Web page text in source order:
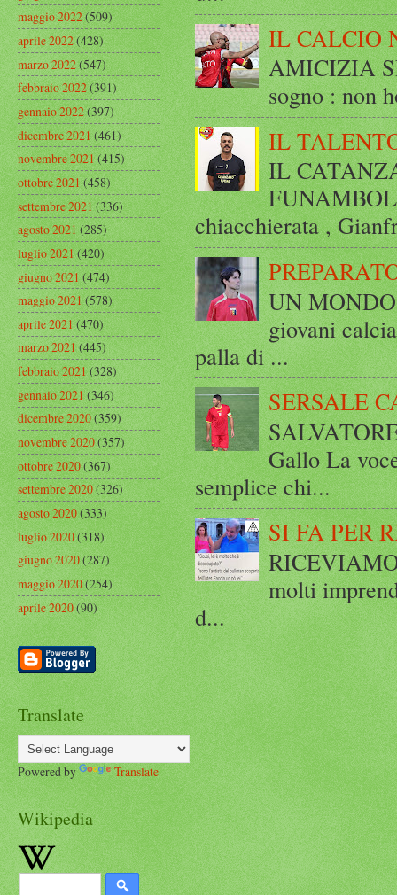
IL CALCIO
AMICIZIA
sogno : non
IL
IL
chiacchierata ,
UN
giovani
palla di ...
SERSALE
Gallo La
semplice chi...
SI FA PER
molti
d...
maggio 2022(509)
aprile 2022(428)
marzo 2022(547)
febbraio 2022(391)
gennaio 2022(397)
dicembre 2021(461)
novembre 2021(415)
ottobre 2021(458)
settembre 2021(336)
agosto 2021(285)
luglio 2021(420)
giugno 2021(474)
maggio 2021(578)
aprile 2021(470)
marzo 2021(445)
febbraio 2021(328)
gennaio 2021(346)
dicembre 2020(359)
novembre 2020(357)
ottobre 2020(367)
settembre 2020(326)
agosto 2020(333)
luglio 2020(318)
giugno 2020(287)
maggio 2020(254)
aprile 2020(90)
Translate
Powered by Translate
Wikipedia